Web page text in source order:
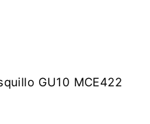
GU10 MCE422